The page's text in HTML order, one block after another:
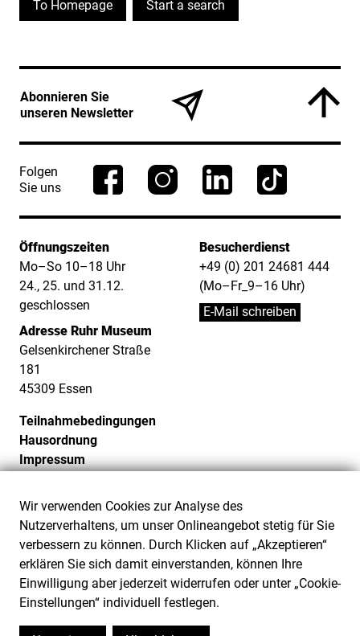
Wir verwenden Cookies zur Analyse des
Nutzerverhaltens, um unser Onlineangebot stetig für Sie
verbessern zu können. Durch Klicken auf „Akzeptieren“
erklären Sie sich damit einverstanden, können Ihre
Einwilligung aber jederzeit widerrufen oder unter „Cookie-
Einstellungen“ individuell festlegen.
To Homepage Start a search
Abonnieren Sie
unseren Newsletter
Folgen
Sie uns
Öffnungszeiten
Mo–So 10–18 Uhr
24., 25. und 31.12.
geschlossen
Adresse Ruhr Museum
Gelsenkirchener Straße
181
45309 Essen
Besucherdienst
+49 (0) 201 24681 444
(Mo–Fr_9–16 Uhr)
E-Mail schreiben
Teilnahmebedingungen
Hausordnung
Impressum
Cookie-Einstellungen
Barrierefreiheit
Barriere melden